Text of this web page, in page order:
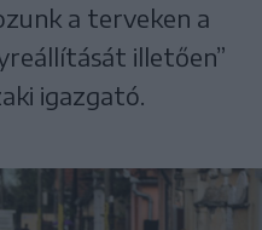
a terveken a
illetően”
igazgató.